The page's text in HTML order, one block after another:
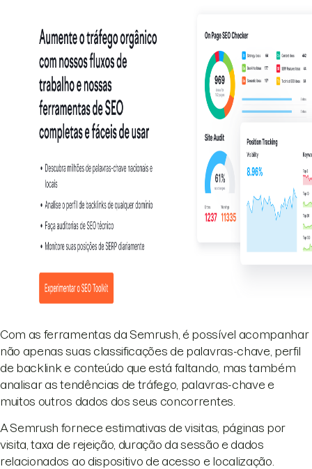
Com as ferramentas da Semrush, é possível acompanhar
não apenas suas classificações de palavras-chave, perfil
de backlink e conteúdo que está faltando, mas também
analisar as tendências de tráfego, palavras-chave e
muitos outros dados dos seus concorrentes.
A Semrush fornece estimativas de visitas, páginas por
visita, taxa de rejeição, duração da sessão e dados
relacionados ao dispositivo de acesso e localização.